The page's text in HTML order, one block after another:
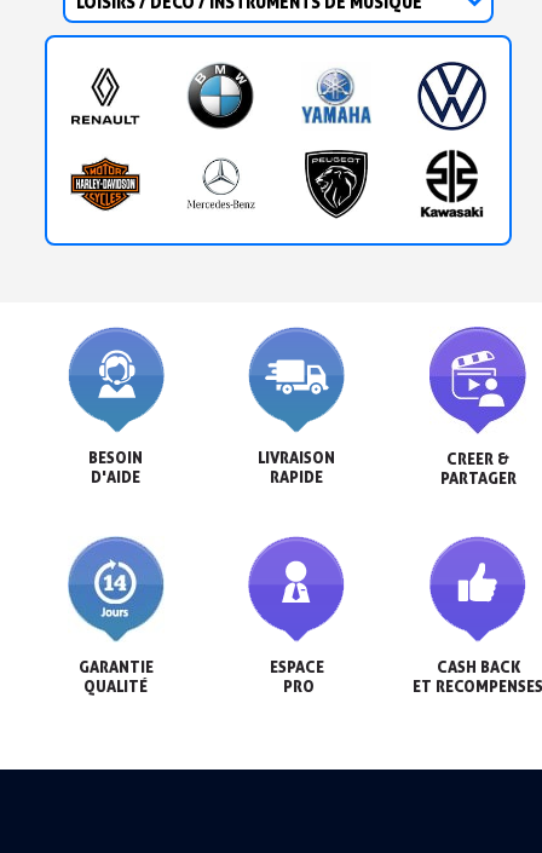
BESOIN
D'AIDE
LIVRAISON
RAPIDE
CREER &
PARTAGER
GARANTIE
QUALITÉ
ESPACE
PRO
CASH BACK
ET